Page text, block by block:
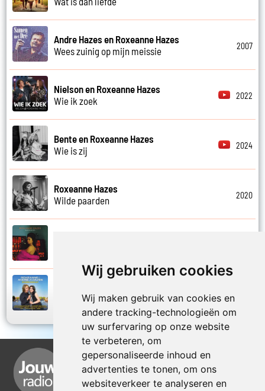
Wij gebruiken cookies
Wij maken gebruik van cookies en
andere tracking-technologieën om
uw surfervaring op onze website
te verbeteren, om
gepersonaliseerde inhoud en
advertenties te tonen, om ons
websiteverkeer te analyseren en
Andre Hazes en Roxeanne Hazes
Wees zuinig op mijn meissie
2007
Nielson en Roxeanne Hazes
Wie ik zoek
2022
Bente en Roxeanne Hazes
Wie is zij
2024
Roxeanne Hazes
Wilde paarden
2020
Zomermedley